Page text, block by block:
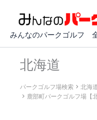
みんなのパークゴルフ
北海道
パークゴルフ場検索 北海
鹿部町パークゴルフ場【